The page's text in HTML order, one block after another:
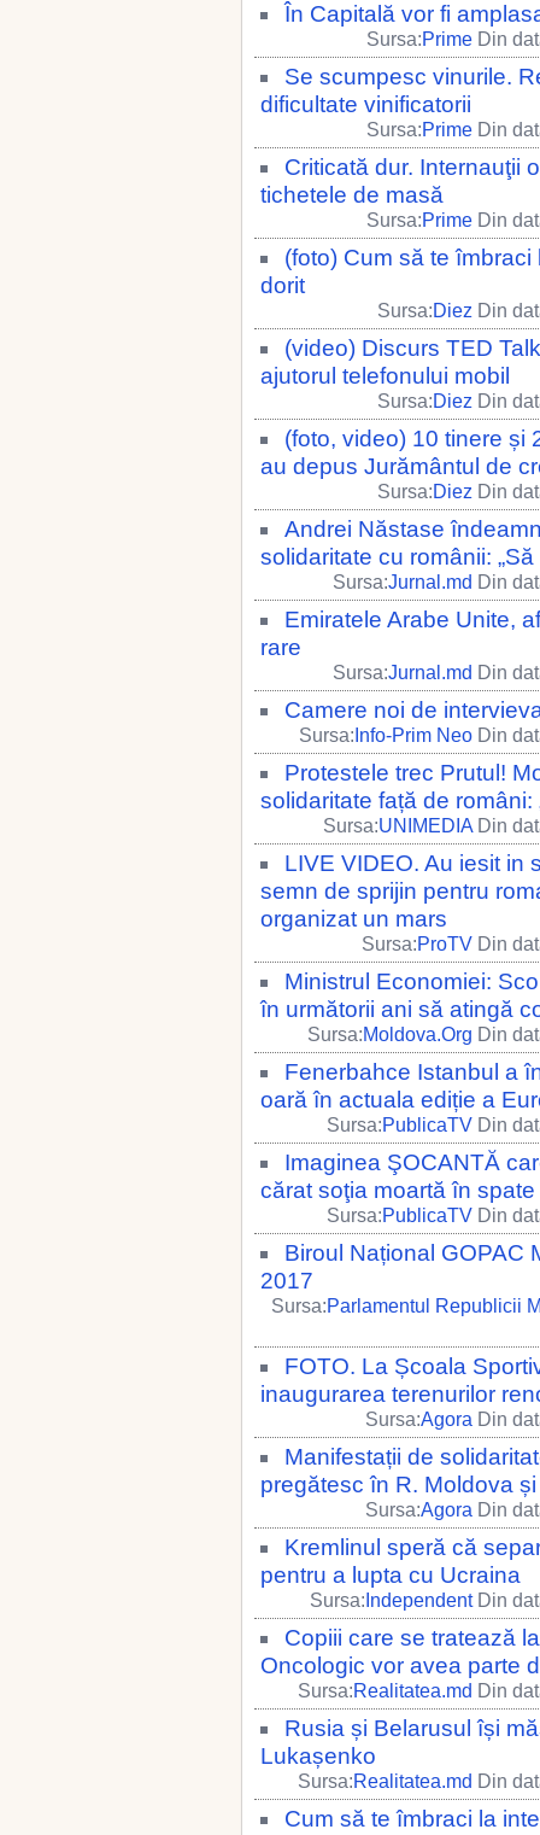
În Capitală vor fi
Sursa:Prime Din
Se scumpesc vinurile.
dificultate vinificatorii
Sursa:Prime Din
Criticată dur. Internauţii
tichetele de masă
Sursa:Prime Din
(foto) Cum să te
dorit
Sursa:Diez Din
(video) Discurs TED
ajutorul telefonului mobil
Sursa:Diez Din
(foto, video) 10 tinere și
au depus Jurământul de
Sursa:Diez Din
Andrei Năstase
solidaritate cu românii:
Sursa:Jurnal.md Din
Emiratele Arabe Unite,
rare
Sursa:Jurnal.md Din
Camere noi de
Sursa: Info-Prim Neo Din
Protestele trec Prutul!
solidaritate față de
Sursa:UNIMEDIA Din
LIVE VIDEO. Au iesit in
semn de sprijin pentru
organizat un mars
Sursa:ProTV Din
Ministrul Economiei:
în următorii ani să atingă
Sursa:Moldova.Org Din
Fenerbahce Istanbul a
oară în actuala ediție a
Sursa:PublicaTV Din
Imaginea ŞOCANTĂ
cărat soţia moartă în
Sursa:PublicaTV Din
Biroul Național GOPAC
2017
Sursa:Parlamentul Republicii
FOTO. La Școala
inaugurarea terenurilor
Sursa:Agora Din
Manifestații de
pregătesc în R. Moldova
Sursa:Agora Din
Kremlinul speră că
pentru a lupta cu Ucraina
Sursa: IndependentDin
Copiii care se tratează
Oncologic vor avea parte
Sursa:Realitatea.md Din
Rusia și Belarusul își
Lukașenko
Sursa:Realitatea.md Din
Cum să te îmbraci la